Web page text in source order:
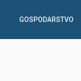
GOSPODARSTVO